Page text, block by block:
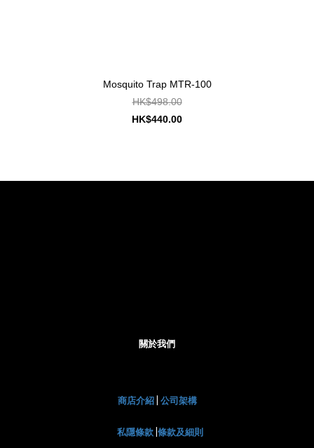
Mosquito Trap MTR-100
HK$498.00
HK$440.00
關於我們
商店介紹| 公司架構
私隱條款 條款及細則